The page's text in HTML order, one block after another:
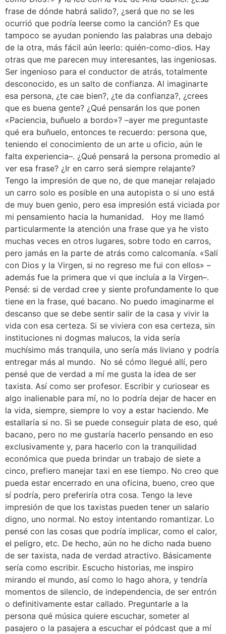
frase de dónde habrá salido?, ¿será que no se les
ocurrió que podría leerse como la canción? Es que
tampoco se ayudan poniendo las palabras una debajo
de la otra, más fácil aún leerlo: quién-como-dios. Hay
otras que me parecen muy interesantes, las ingeniosas.
Ser ingenioso para el conductor de atrás, totalmente
desconocido, es un salto de confianza. Al imaginarte
esa persona, ¿te cae bien?, ¿te da confianza?, ¿crees
que es buena gente? ¿Qué pensarán los que ponen
«Paciencia, buñuelo a bordo»? –ayer me preguntaste
qué era buñuelo, entonces te recuerdo: persona que,
teniendo el conocimiento de un arte u oficio, aún le
falta experiencia–. ¿Qué pensará la persona promedio al
ver esa frase? ¿Ir en carro será siempre relajante?
Tengo la impresión de que no, de que manejar relajado
un carro solo es posible en una autopista o si uno está
de muy buen genio, pero esa impresión está viciada por
mi pensamiento hacia la humanidad. Hoy me llamó
particularmente la atención una frase que ya he visto
muchas veces en otros lugares, sobre todo en carros,
pero jamás en la parte de atrás como calcomanía. «Salí
con Dios y la Virgen, si no regreso me fui con ellos» –
además fue la primera que vi que incluía a la Virgen–.
Pensé: si de verdad cree y siente profundamente lo que
tiene en la frase, qué bacano. No puedo imaginarme el
descanso que se debe sentir salir de la casa y vivir la
vida con esa certeza. Si se viviera con esa certeza, sin
instituciones ni dogmas malucos, la vida sería
muchísimo más tranquila, uno sería más liviano y podría
entregar más al mundo. No sé cómo llegué allí, pero
pensé que de verdad a mí me gusta la idea de ser
taxista. Así como ser profesor. Escribir y curiosear es
algo inalienable para mí, no lo podría dejar de hacer en
la vida, siempre, siempre lo voy a estar haciendo. Me
estallaría si no. Si se puede conseguir plata de eso, qué
bacano, pero no me gustaría hacerlo pensando en eso
exclusivamente y, para hacerlo con la tranquilidad
económica que pueda brindar un trabajo de siete a
cinco, prefiero manejar taxi en ese tiempo. No creo que
pueda estar encerrado en una oficina, bueno, creo que
sí podría, pero preferiría otra cosa. Tengo la leve
impresión de que los taxistas pueden tener un salario
digno, uno normal. No estoy intentando romantizar. Lo
pensé con las cosas que podría implicar, como el calor,
el peligro, etc. De hecho, aún no he dicho nada bueno
de ser taxista, nada de verdad atractivo. Básicamente
sería como escribir. Escucho historias, me inspiro
mirando el mundo, así como lo hago ahora, y tendría
momentos de silencio, de independencia, de ser entrón
o definitivamente estar callado. Preguntarle a la
persona qué música quiere escuchar, someter al
pasajero o la pasajera a escuchar el pódcast que a mí